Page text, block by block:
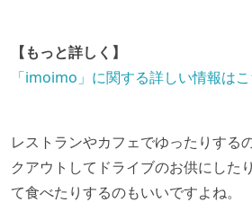
【もっと詳しく】
「imoimo」に関する詳しい情報は
レストランやカフェでゆったりする
クアウトしてドライブのお供にした
て食べたりするのもいいですよね。